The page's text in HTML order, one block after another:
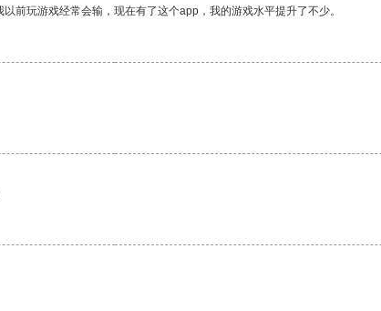
前玩游戏经常会输，现在有了这个app，我的游戏水平提升了不少。